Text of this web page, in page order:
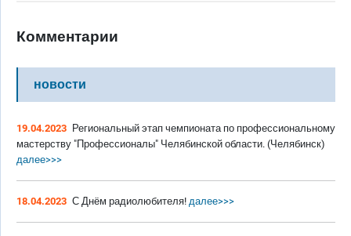
Комментарии
новости
19.04.2023 Региональный этап чемпионата по профессиональному
мастерству "Профессионалы" Челябинской области. (Челябинск)
далее>>>
18.04.2023 С Днём радиолюбителя! далее>>>